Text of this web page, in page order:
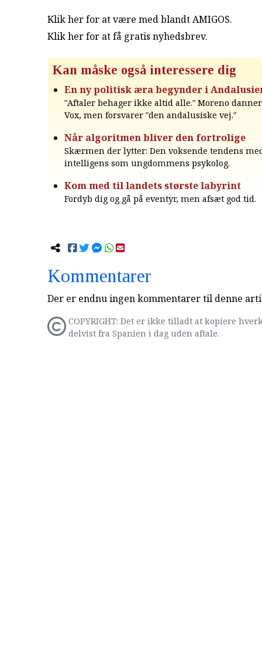
Klik her for at være med blandt AMIGOS.
Klik her for at få gratis nyhedsbrev.
Kan måske også interessere dig
En ny politisk æra begynder i
″Aftaler behager ikke altid alle.″ Moreno
Vox, men forsvarer ″den andalusiske vej.″
Når algoritmen bliver den fortrolige
Skærmen der lytter: Den voksende tendens
intelligens som ungdommens psykolog.
Kom med til landets største labyrint
Fordyb dig og gå på eventyr, men afsæt god tid.
Kommentarer
Der er endnu ingen kommentarer til denne
COPYRIGHT: Det er ikke tilladt at kopiere
delvist fra Spanien i dag uden aftale.